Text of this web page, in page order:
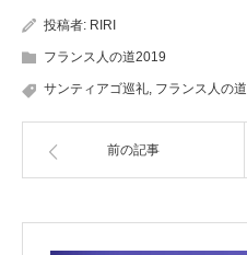
投稿者: RIRI
フランス人の道2019
サンティアゴ巡礼, フランス人の道
前の記事